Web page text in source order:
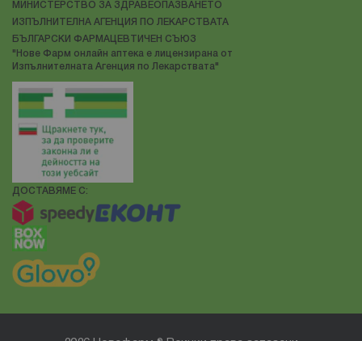
МИНИСТЕРСТВО ЗА ЗДРАВЕОПАЗВАНЕТО
ИЗПЪЛНИТЕЛНА АГЕНЦИЯ ПО ЛЕКАРСТВАТА
БЪЛГАРСКИ ФАРМАЦЕВТИЧЕН СЪЮЗ
"Нове Фарм онлайн аптека е лицензирана от
Изпълнителната Агенция по Лекарствата"
ДОСТАВЯМЕ С: